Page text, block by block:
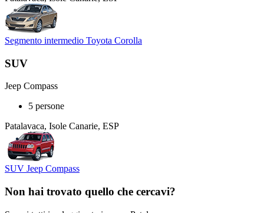
Segmento intermedio Toyota Corolla
SUV
Jeep Compass
5 persone
Patalavaca, Isole Canarie, ESP
SUV Jeep Compass
Non hai trovato quello che cercavi?